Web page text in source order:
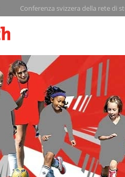
Conferenza svizzera della rete di